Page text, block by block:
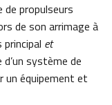
de propulseurs
de son arrimage à
principal et
système de
un équipement et